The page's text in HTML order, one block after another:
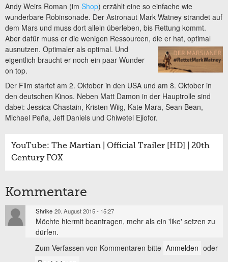
Andy Weirs Roman (im Shop) erzählt eine so einfache wie
wunderbare Robinsonade. Der Astronaut Mark Watney strandet auf
dem Mars und muss dort allein überleben, bis Rettung kommt.
Aber dafür muss er die wenigen Ressourcen, die er hat, optimal
ausnutzen. Optimaler als optimal. Und
eigentlich braucht er noch ein paar Wunder
on top.
Der Film startet am 2. Oktober in den USA und am 8. Oktober in
den deutschen Kinos. Neben Matt Damon in der Hauptrolle sind
dabei: Jessica Chastain, Kristen Wiig, Kate Mara, Sean Bean,
Michael Peña, Jeff Daniels und Chiwetel Ejiofor.
YouTube: The Martian | Official Trailer [HD] | 20th
Century FOX
Kommentare
Shrike 20. August 2015 - 15:27
Möchte hiermit beantragen, mehr als ein 'like' setzen zu
dürfen.
Zum Verfassen von Kommentaren bitte Anmelden oder